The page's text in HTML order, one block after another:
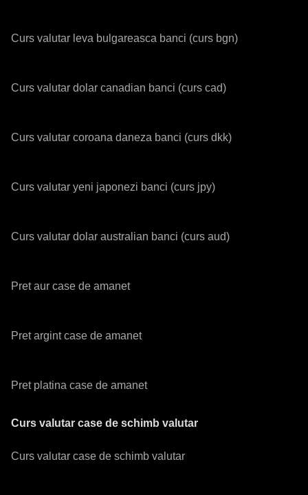
Curs valutar leva bulgareasca banci (curs bgn)
Curs valutar dolar canadian banci (curs cad)
Curs valutar coroana daneza banci (curs dkk)
Curs valutar yeni japonezi banci (curs jpy)
Curs valutar dolar australian banci (curs aud)
Pret aur case de amanet
Pret argint case de amanet
Pret platina case de amanet
Curs valutar case de schimb valutar
Curs valutar case de schimb valutar